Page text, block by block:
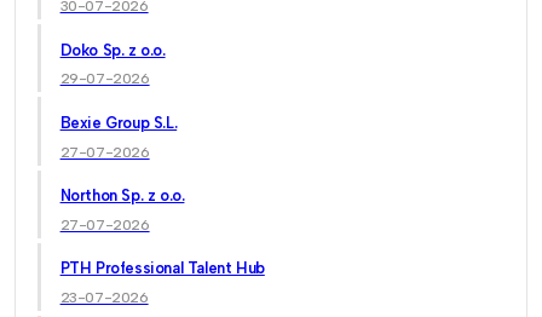
30-07-2026
Doko Sp. z o.o.
29-07-2026
Bexie Group S.L.
27-07-2026
Northon Sp. z o.o.
27-07-2026
PTH Professional Talent Hub
23-07-2026